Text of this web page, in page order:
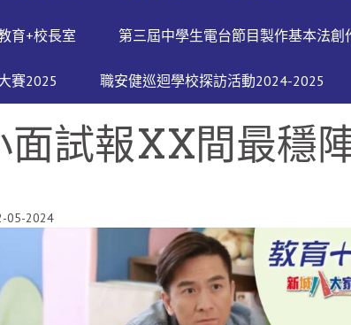
育+校長室 第三屆中學生電台節目製作基本法創
賽2025 職安健巡迴學校探訪活動2024-2025
試報XX間最穩
05-2024